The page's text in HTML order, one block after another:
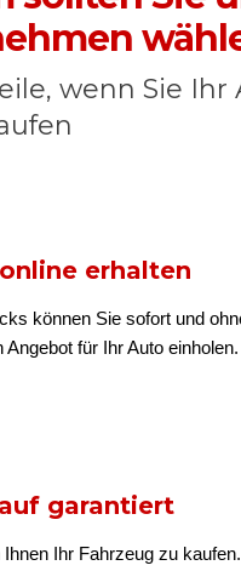
wenn Sie Ihr
erhalten
können Sie sofort und
Angebot für Ihr Auto einholen.
garantiert
Ihr Fahrzeug zu